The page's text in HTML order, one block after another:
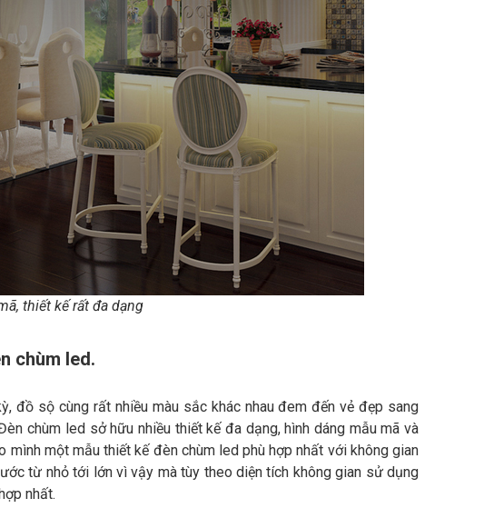
thiết kế rất đa dạng
chùm led.
đồ sộ cùng rất nhiều màu sắc khác nhau đem đến vẻ đẹp sang
chùm led sở hữu nhiều thiết kế đa dạng, hình dáng mẫu mã và
một mẫu thiết kế đèn chùm led phù hợp nhất với không gian
từ nhỏ tới lớn vì vậy mà tùy theo diện tích không gian sử dụng
nhất.